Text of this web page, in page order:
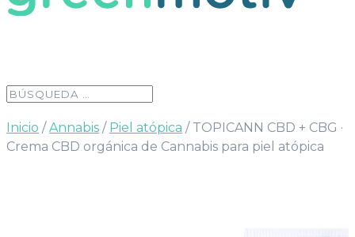
Inicio /Annabis / Piel atópica / TOPICANN CBD + CBG ·
Crema CBD orgánica de Cannabis para piel atópica